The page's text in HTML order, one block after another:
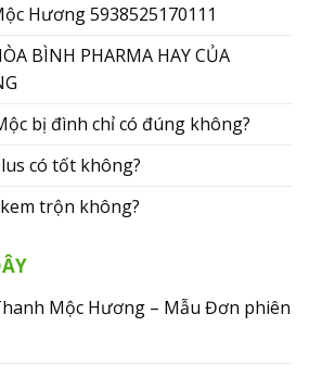
Hương 5938525170111
BÌNH PHARMA HAY CỦA
bị đình chỉ có đúng không?
có tốt không?
trộn không?
Mộc Hương – Mẫu Đơn phiên